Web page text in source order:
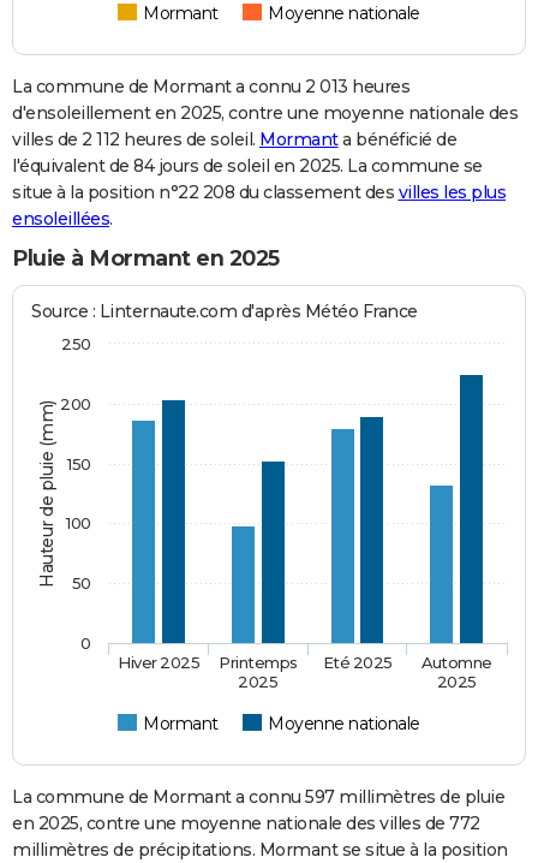
Mormant Moyenne nationale
La commune de Mormant a connu 2 013 heures
d'ensoleillement en 2025, contre une moyenne nationale des
villes de 2 112 heures de soleil. Mormanta bénéficié de
l'équivalent de 84 jours de soleil en 2025. La commune se
situe à la position n°22 208 du classement des villes les plus
ensoleillées.
Pluie à Mormant en 2025
Hauteur de pluie (mm)
Source : Linternaute.com d'après Météo France
Mormant Moyenne nationale
Hiver 2025
Printemps
2025
Eté 2025
Automne
2025
0
50
100
150
200
250
La commune de Mormant a connu 597 millimètres de pluie
en 2025, contre une moyenne nationale des villes de 772
millimètres de précipitations. Mormant se situe à la position